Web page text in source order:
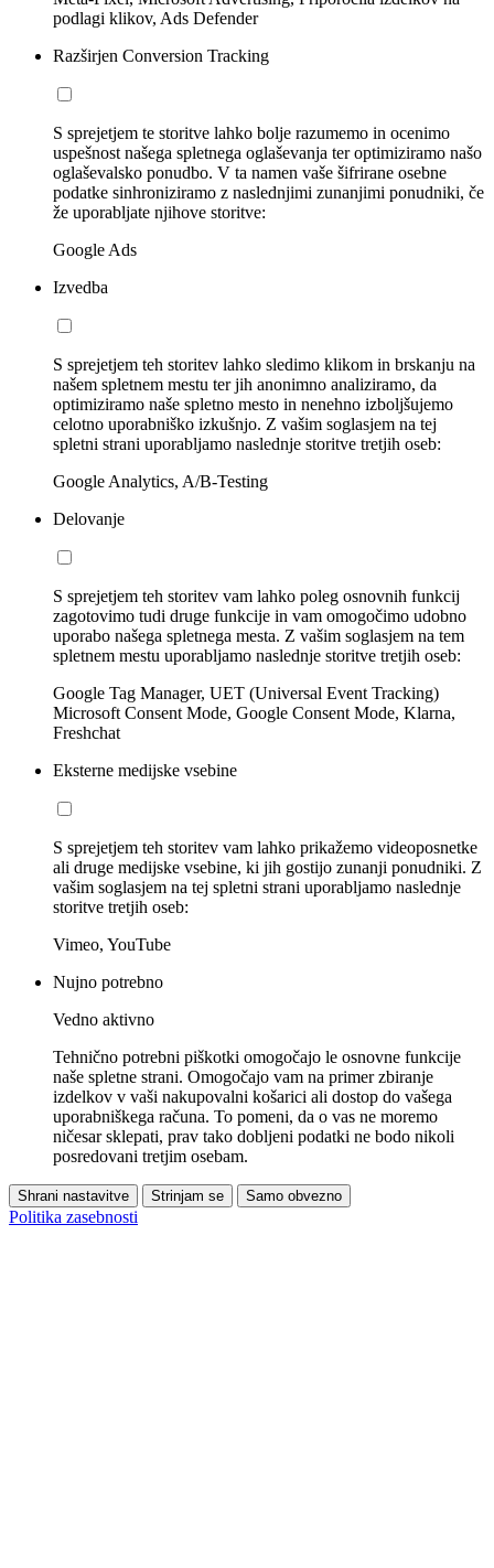
podlagi klikov, Ads Defender
Razširjen Conversion Tracking
S sprejetjem te storitve lahko bolje razumemo in ocenimo
uspešnost našega spletnega oglaševanja ter optimiziramo našo
oglaševalsko ponudbo. V ta namen vaše šifrirane osebne
podatke sinhroniziramo z naslednjimi zunanjimi ponudniki, če
že uporabljate njihove storitve:
Google Ads
Izvedba
S sprejetjem teh storitev lahko sledimo klikom in brskanju na
našem spletnem mestu ter jih anonimno analiziramo, da
optimiziramo naše spletno mesto in nenehno izboljšujemo
celotno uporabniško izkušnjo. Z vašim soglasjem na tej
spletni strani uporabljamo naslednje storitve tretjih oseb:
Google Analytics, A/B-Testing
Delovanje
S sprejetjem teh storitev vam lahko poleg osnovnih funkcij
zagotovimo tudi druge funkcije in vam omogočimo udobno
uporabo našega spletnega mesta. Z vašim soglasjem na tem
spletnem mestu uporabljamo naslednje storitve tretjih oseb:
Google Tag Manager, UET (Universal Event Tracking)
Microsoft Consent Mode, Google Consent Mode, Klarna,
Freshchat
Eksterne medijske vsebine
S sprejetjem teh storitev vam lahko prikažemo videoposnetke
ali druge medijske vsebine, ki jih gostijo zunanji ponudniki. Z
vašim soglasjem na tej spletni strani uporabljamo naslednje
storitve tretjih oseb:
Vimeo, YouTube
Nujno potrebno
Vedno aktivno
Tehnično potrebni piškotki omogočajo le osnovne funkcije
naše spletne strani. Omogočajo vam na primer zbiranje
izdelkov v vaši nakupovalni košarici ali dostop do vašega
uporabniškega računa. To pomeni, da o vas ne moremo
ničesar sklepati, prav tako dobljeni podatki ne bodo nikoli
posredovani tretjim osebam.
Shrani nastavitve Strinjam se Samo obvezno
Politika zasebnosti